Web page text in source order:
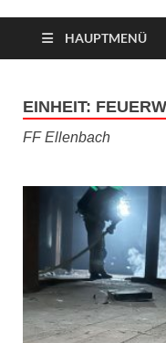
HAUPTMENÜ
EINHEIT:
FF Ellenbach